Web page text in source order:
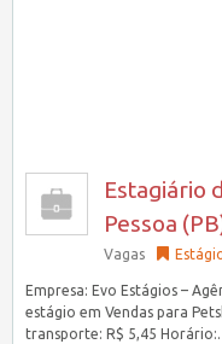
Estagiário
Pessoa
Vagas
Empresa: Evo Estágios –
estágio em Vendas para
transporte: R$ 5,45